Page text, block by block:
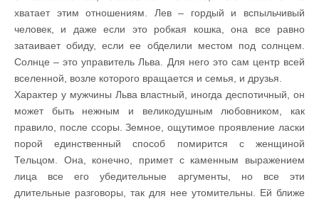
хватает этим отношениям. Лев – гордый и вспыльчивый
человек, и даже если это робкая кошка, она все равно
затаивает обиду, если ее обделили местом под солнцем.
Солнце – это управитель Льва. Для него это сам центр всей
вселенной, возле которого вращается и семья, и друзья.
Характер у мужчины Льва властный, иногда деспотичный, он
может быть нежным и великодушным любовником, как
правило, после ссоры. Земное, ощутимое проявление ласки
порой единственный способ помирится с женщиной
Тельцом. Она, конечно, примет с каменным выражением
лица все его убедительные аргументы, но все эти
длительные разговоры, так для нее утомительны. Ей ближе